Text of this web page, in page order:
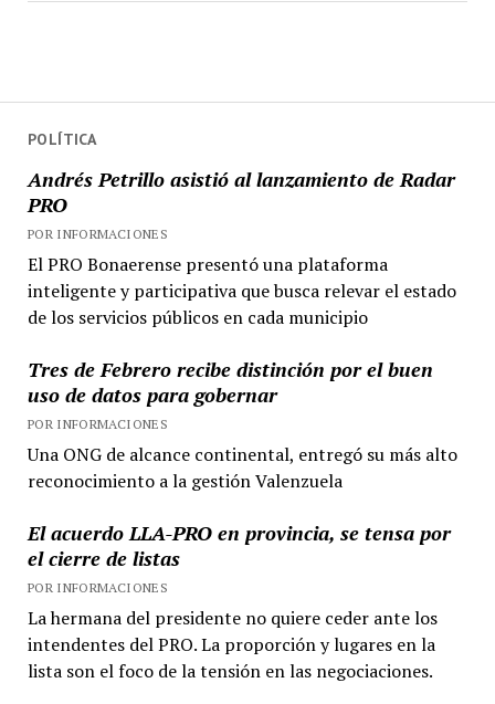
POLÍTICA
Andrés Petrillo asistió al lanzamiento de Radar
PRO
POR INFORMACIONES
El PRO Bonaerense presentó una plataforma
inteligente y participativa que busca relevar el estado
de los servicios públicos en cada municipio
Tres de Febrero recibe distinción por el buen
uso de datos para gobernar
POR INFORMACIONES
Una ONG de alcance continental, entregó su más alto
reconocimiento a la gestión Valenzuela
El acuerdo LLA-PRO en provincia, se tensa por
el cierre de listas
POR INFORMACIONES
La hermana del presidente no quiere ceder ante los
intendentes del PRO. La proporción y lugares en la
lista son el foco de la tensión en las negociaciones.